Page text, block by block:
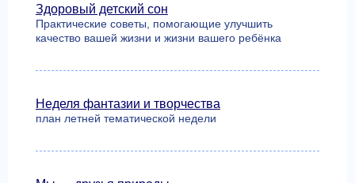
Здоровый детский сон
Практические советы, помогающие улучшить
качество вашей жизни и жизни вашего ребёнка
Неделя фантазии и творчества
план летней тематической недели